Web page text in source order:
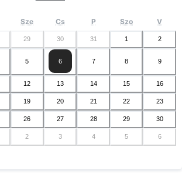
Sze Cs P Szo V
29 30 31 1 2
5 6 7 8 9
12 13 14 15 16
19 20 21 22 23
26 27 28 29 30
2 3 4 5 6